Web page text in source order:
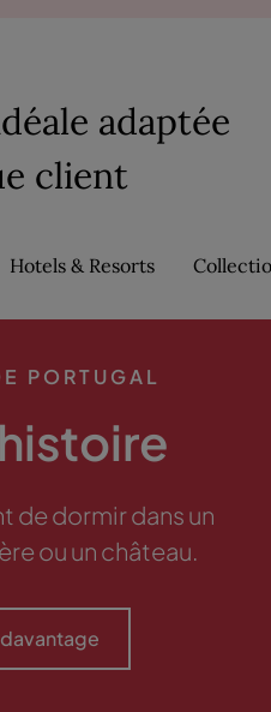
adaptée
client
Hotels & Resorts
PORTUGAL
de dormir dans un
ou un château.